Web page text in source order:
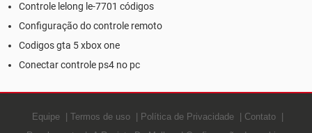
Controle lelong le-7701 códigos
Configuração do controle remoto
Codigos gta 5 xbox one
Conectar controle ps4 no pc
Equipe Termos de uso Política de Privacidade
Contato